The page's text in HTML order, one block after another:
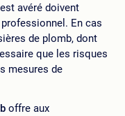
avéré doivent
En cas
de plomb, dont
que les risques
mesures de
offre aux